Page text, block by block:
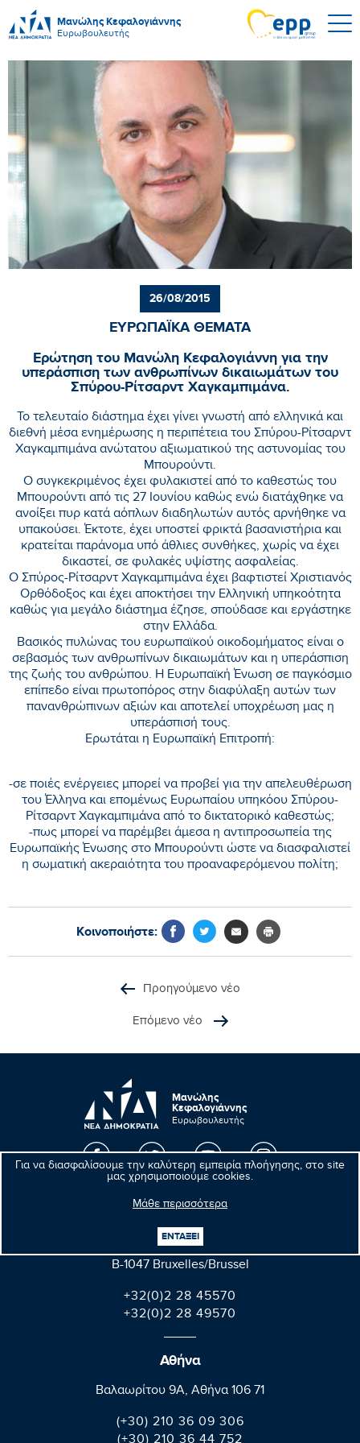
Μανώλης Κεφαλογιάννης
Ευρωβουλευτής
Για να διασφαλίσουμε την καλύτερη εμπειρία πλοήγησης, στο site
μας χρησιμοποιούμε cookies.
Μάθε περισσότερα
ΕΝΤΑΞΕΙ
26/08/2015
ΕΥΡΩΠΑΪΚΑ ΘΕΜΑΤΑ
Ερώτηση του Μανώλη Κεφαλογιάννη για την
υπεράσπιση των ανθρωπίνων δικαιωμάτων του
Σπύρου-Ρίτσαρντ Χαγκαμπιμάνα.
Το τελευταίο διάστημα έχει γίνει γνωστή από ελληνικά και
διεθνή μέσα ενημέρωσης η περιπέτεια του Σπύρου-Ρίτσαρντ
Χαγκαμπιμάνα ανώτατου αξιωματικού της αστυνομίας του
Μπουρούντι.
Ο συγκεκριμένος έχει φυλακιστεί από το καθεστώς του
Μπουρούντι από τις 27 Ιουνίου καθώς ενώ διατάχθηκε να
ανοίξει πυρ κατά αόπλων διαδηλωτών αυτός αρνήθηκε να
υπακούσει. Έκτοτε, έχει υποστεί φρικτά βασανιστήρια και
κρατείται παράνομα υπό άθλιες συνθήκες, χωρίς να έχει
δικαστεί, σε φυλακές υψίστης ασφαλείας.
Ο Σπύρος-Ρίτσαρντ Χαγκαμπιμάνα έχει βαφτιστεί Χριστιανός
Ορθόδοξος και έχει αποκτήσει την Ελληνική υπηκοότητα
καθώς για μεγάλο διάστημα έζησε, σπούδασε και εργάστηκε
στην Ελλάδα.
Βασικός πυλώνας του ευρωπαϊκού οικοδομήματος είναι ο
σεβασμός των ανθρωπίνων δικαιωμάτων και η υπεράσπιση
της ζωής του ανθρώπου. Η Ευρωπαϊκή Ένωση σε παγκόσμιο
επίπεδο είναι πρωτοπόρος στην διαφύλαξη αυτών των
πανανθρώπινων αξιών και αποτελεί υποχρέωση μας η
υπεράσπισή τους.
Ερωτάται η Ευρωπαϊκή Επιτροπή:
-σε ποιές ενέργειες μπορεί να προβεί για την απελευθέρωση
του Έλληνα και επομένως Ευρωπαίου υπηκόου Σπύρου-
Ρίτσαρντ Χαγκαμπιμάνα από το δικτατορικό καθεστώς;
-πως μπορεί να παρέμβει άμεσα η αντιπροσωπεία της
Ευρωπαϊκής Ένωσης στο Μπουρούντι ώστε να διασφαλιστεί
η σωματική ακεραιότητα του προαναφερόμενου πολίτη;
Κοινοποιήστε:
Προηγούμενο νέο
Επόμενο νέο
Μανώλης
Κεφαλογιάννης
Ευρωβουλευτής
Βρυξέλλες
Parlement européen Bât. Altiero Spinelli
08E165 60, rue Wiertz / Wiertzstraat 60
B-1047 Bruxelles/Brussel
+32(0)2 28 45570
+32(0)2 28 49570
Αθήνα
Βαλαωρίτου 9A, Aθήνα 106 71
(+30) 210 36 09 306